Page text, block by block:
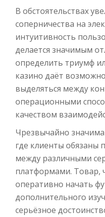
В обстоятельствах
соперничества на
интуитивность
делается значимым
определить триумф
казино даёт
выделяться между
операционными
качеством
Чрезвычайно
где клиенты обязаны
между различными
платформами. Товар,
оперативно начать
дополнительного
серьёзное